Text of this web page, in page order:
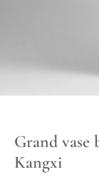
Grand
Kangxi